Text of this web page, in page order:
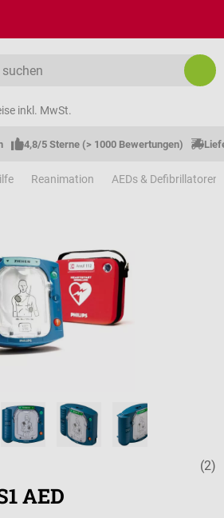
inkl. MwSt.
4,8/5 Sterne (> 1000 Bewertungen)
Reanimation AEDs & Defibrillatoren
(2)
AED